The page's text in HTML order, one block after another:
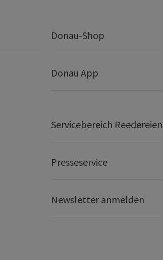
Donau-Shop
Donau App
Servicebereich Reedereien
Presseservice
Newsletter anmelden